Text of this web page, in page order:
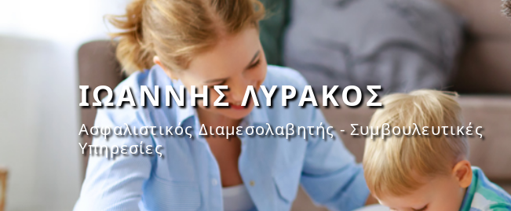
ΙΩΑΝΝΗΣ ΛΥΡΑΚΟΣ
Ασφαλιστικός Διαμεσολαβητής - Συμβουλευτικές
Υπηρεσίες